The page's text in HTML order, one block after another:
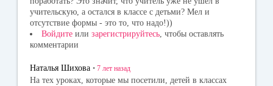
учительскую, а остался в классе с детьми? Мел и
отсутствие формы - это то, что надо!))
Войдите или зарегистрируйтесь , чтобы оставлять
комментарии
Наталья Шихова • 7 лет назад
На тех уроках, которые мы посетили, детей в классах